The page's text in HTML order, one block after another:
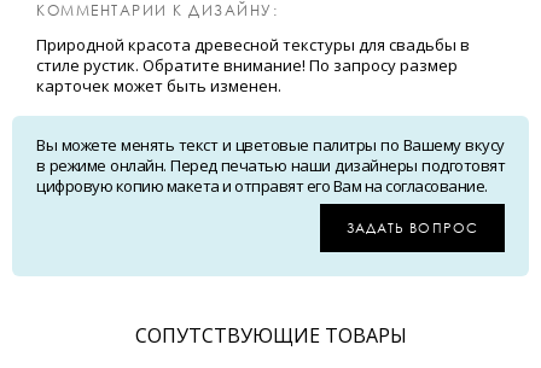
КОММЕНТАРИИ К ДИЗАЙНУ:
Природной красота древесной текстуры для свадьбы в
стиле рустик. Обратите внимание! По запросу размер
карточек может быть изменен.
Вы можете менять текст и цветовые палитры по Вашему вкусу
в режиме онлайн. Перед печатью наши дизайнеры подготовят
цифровую копию макета и отправят его Вам на согласование.
ЗАДАТЬ ВОПРОС
CОПУТСТВУЮЩИЕ ТОВАРЫ